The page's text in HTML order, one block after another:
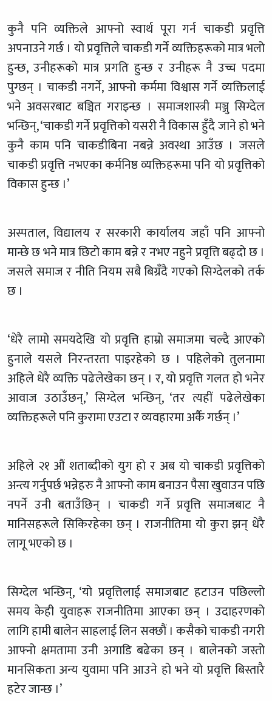
कुनै पनि व्यक्तिले आफ्नो स्वार्थ पूरा गर्न चाकडी प्रवृत्ति
अपनाउने गर्छ । यो प्रवृत्तिले चाकडी गर्ने व्यक्तिहरूको मात्र भलो
हुन्छ, उनीहरूको मात्र प्रगति हुन्छ र उनीहरू नै उच्च पदमा
पुग्छन् । चाकडी नगर्ने, आफ्नो कर्ममा विश्वास गर्ने व्यक्तिलाई
भने अवसरबाट बञ्चित गराइन्छ । समाजशास्त्री मञ्जु सिग्देल
भन्छिन्, ‘चाकडी गर्ने प्रवृत्तिको यसरी नै विकास हुँदै जाने हो भने
कुनै काम पनि चाकडीबिना नबन्ने अवस्था आउँछ । जसले
चाकडी प्रवृत्ति नभएका कर्मनिष्ठ व्यक्तिहरूमा पनि यो प्रवृत्तिको
विकास हुन्छ ।’
अस्पताल, विद्यालय र सरकारी कार्यालय जहाँ पनि आफ्नो
मान्छे छ भने मात्र छिटो काम बन्ने र नभए नहुने प्रवृत्ति बढ्दो छ ।
जसले समाज र नीति नियम सबै बिग्रँदै गएको सिग्देलको तर्क
छ ।
‘धेरै लामो समयदेखि यो प्रवृत्ति हाम्रो समाजमा चल्दै आएको
हुनाले यसले निरन्तरता पाइरहेको छ । पहिलेको तुलनामा
अहिले धेरै व्यक्ति पढेलेखेका छन् । र, यो प्रवृत्ति गलत हो भनेर
आवाज उठाउँछन्,’ सिग्देल भन्छिन्, ‘तर त्यहीं पढेलेखेका
व्यक्तिहरूले पनि कुरामा एउटा र व्यवहारमा अर्कै गर्छन् ।’
अहिले २१ औं शताब्दीको युग हो र अब यो चाकडी प्रवृत्तिको
अन्त्य गर्नुपर्छ भन्नेहरु नै आफ्नो काम बनाउन पैसा खुवाउन पछि
नपर्ने उनी बताउँछिन् । चाकडी गर्ने प्रवृत्ति समाजबाट नै
मानिसहरूले सिकिरहेका छन् । राजनीतिमा यो कुरा झन् धेरै
लागू भएको छ ।
सिग्देल भन्छिन्, ‘यो प्रवृत्तिलाई समाजबाट हटाउन पछिल्लो
समय केही युवाहरू राजनीतिमा आएका छन् । उदाहरणको
लागि हामी बालेन साहलाई लिन सक्छौं । कसैको चाकडी नगरी
आफ्नो क्षमतामा उनी अगाडि बढेका छन् । बालेनको जस्तो
मानसिकता अन्य युवामा पनि आउने हो भने यो प्रवृत्ति बिस्तारै
हटेर जान्छ ।’